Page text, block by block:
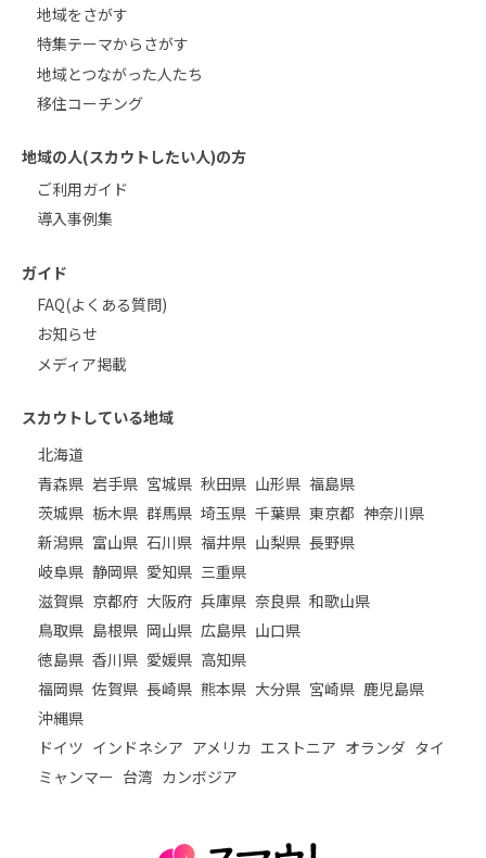
地域をさがす
特集テーマからさがす
地域とつながった人たち
移住コーチング
地域の人(スカウトしたい人)の方
ご利用ガイド
導入事例集
ガイド
FAQ(よくある質問)
お知らせ
メディア掲載
スカウトしている地域
北海道
青森県 岩手県 宮城県 秋田県 山形県 福島県
茨城県 栃木県 群馬県 埼玉県 千葉県 東京都 神奈川県
新潟県 富山県 石川県 福井県 山梨県 長野県
岐阜県 静岡県 愛知県 三重県
滋賀県 京都府 大阪府 兵庫県 奈良県 和歌山県
鳥取県 島根県 岡山県 広島県 山口県
徳島県 香川県 愛媛県 高知県
福岡県 佐賀県 長崎県 熊本県 大分県 宮崎県 鹿児島県
沖縄県
ドイツ インドネシア アメリカ エストニア オランダ タイ
ミャンマー 台湾 カンボジア